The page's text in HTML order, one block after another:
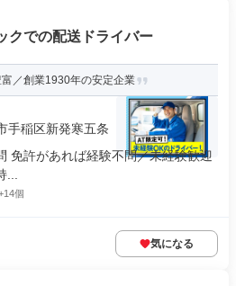
クでの配送ドライバー
／創業1930年の安定企業
手稲区新発寒五条
免許があれば経験不問／未経験歓迎
個
気になる